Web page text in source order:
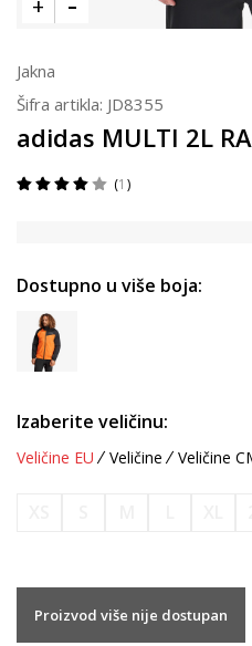
Jakna
Šifra artikla: JD8355
adidas MULTI 2L
1
Dostupno u više boja:
Izaberite veličinu:
Veličine EU Veličine Veličine
Proizvod više nije dostupan